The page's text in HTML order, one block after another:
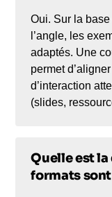
Oui. Sur la
l’angle, les
adaptés. Une
permet
d’interaction
(slides,
Quelle est
formats